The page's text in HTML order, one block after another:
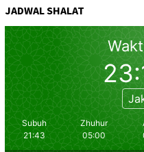
JADWAL SHALAT